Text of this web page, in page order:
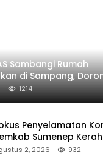
Sambangi Rumah
di Sampang,
Bantuan RTLH
1214
Penyelamatan
Sumenep
Medis dan Ambulans
2, 2026 932